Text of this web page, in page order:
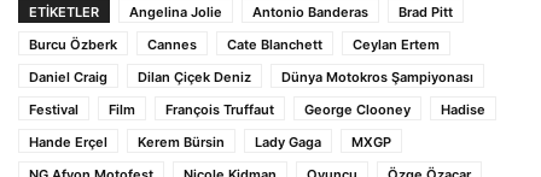
ETİKETLER Angelina Jolie Antonio Banderas
Brad Pitt
Burcu Özberk
Cannes Cate Blanchett
Ceylan Ertem
Daniel Craig
Dilan Çiçek Deniz
Dünya Motokros Şampiyonası
Festival
Film François Truffaut George Clooney
Hadise
Hande Erçel
Kerem Bürsin Lady Gaga
MXGP